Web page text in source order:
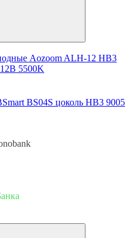
Aozoom ALH-12 HB3
5500K